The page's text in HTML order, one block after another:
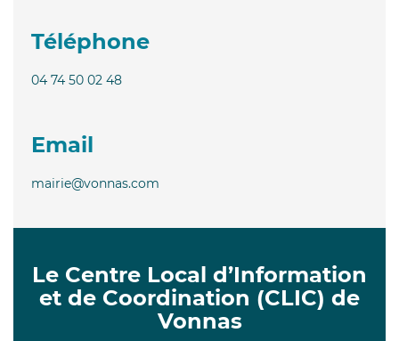
Téléphone
04 74 50 02 48
Email
mairie@vonnas.com
Le Centre Local d’Information
et de Coordination (CLIC) de
Vonnas